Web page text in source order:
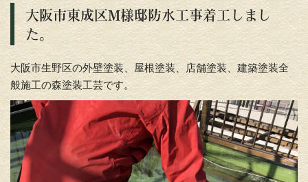
大阪市東成区M様邸防水工事着工しまし
た。
大阪市生野区の外壁塗装、屋根塗装、店舗塗装、建築塗装全
般施工の森塗装工芸です。